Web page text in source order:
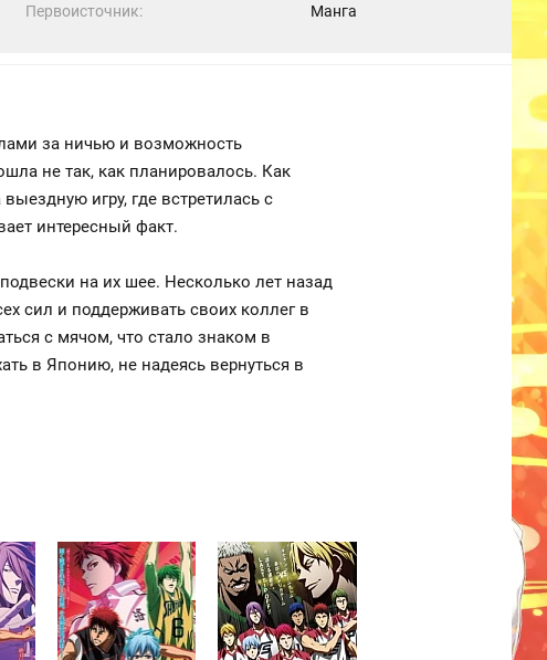
Первоисточник:
Манга
за ничью и возможность
не так, как планировалось. Как
игру, где встретилась с
интересный факт.
на их шее. Несколько лет назад
сил и поддерживать своих коллег в
с мячом, что стало знаком в
в Японию, не надеясь вернуться в